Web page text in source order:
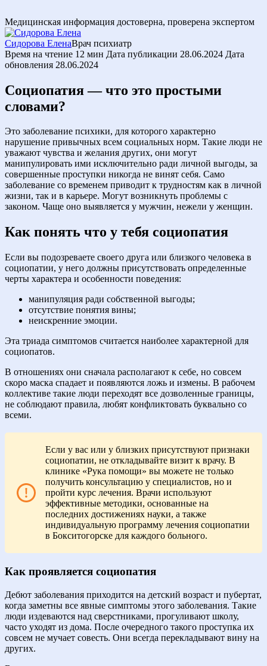
Медицинская информация достоверна, проверена экспертом
Сидорова ЕленаВрач психиатр
Время на чтение 12 мин Дата публикации 28.06.2024 Дата
обновления 28.06.2024
Социопатия — что это простыми
словами?
Это заболевание психики, для которого характерно
нарушение привычных всем социальных норм. Такие люди не
уважают чувства и желания других, они могут
манипулировать ими исключительно ради личной выгоды, за
совершенные проступки никогда не винят себя. Само
заболевание со временем приводит к трудностям как в личной
жизни, так и в карьере. Могут возникнуть проблемы с
законом. Чаще оно выявляется у мужчин, нежели у женщин.
Как понять что у тебя социопатия
Если вы подозреваете своего друга или близкого человека в
социопатии, у него должны присутствовать определенные
черты характера и особенности поведения:
манипуляция ради собственной выгоды;
отсутствие понятия вины;
неискренние эмоции.
Эта триада симптомов считается наиболее характерной для
социопатов.
В отношениях они сначала располагают к себе, но совсем
скоро маска спадает и появляются ложь и измены. В рабочем
коллективе такие люди переходят все дозволенные границы,
не соблюдают правила, любят конфликтовать буквально со
всеми.
Если у вас или у близких присутствуют признаки
социопатии, не откладывайте визит к врачу. В
клинике «Рука помощи» вы можете не только
получить консультацию у специалистов, но и
пройти курс лечения. Врачи используют
эффективные методики, основанные на
последних достижениях науки, а также
индивидуальную программу лечения социопатии
в Бокситогорске для каждого больного.
Как проявляется социопатия
Дебют заболевания приходится на детский возраст и пубертат,
когда заметны все явные симптомы этого заболевания. Такие
люди издеваются над сверстниками, прогуливают школу,
часто уходят из дома. После очередного такого проступка их
совсем не мучает совесть. Они всегда перекладывают вину на
других.